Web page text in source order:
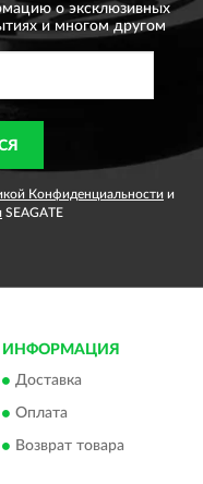
о эксклюзивных
и многом другом
Конфиденциальности и
SEAGATE
ИНФОРМАЦИЯ
Доставка
Оплата
Возврат товара